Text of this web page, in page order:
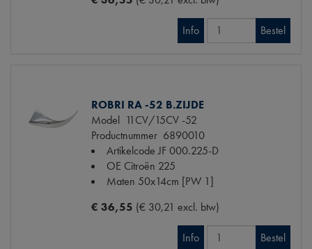
Info Bestel
ROBRI RA -52 B.ZIJDE
Model 11CV/15CV -52
Productnummer 6890010
Artikelcode JF000.225-D
OE Citroën 225
Maten 50x14cm [PW 1]
€ 36,55 (€ 30,21 excl. btw)
Info Bestel